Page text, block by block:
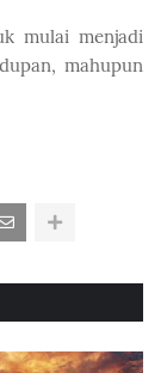
mulai menjadi
mahupun